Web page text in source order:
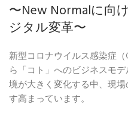
〜New Normalに向
ジタル変革〜
新型コロナウイルス感染症（
ら「コト」へのビジネスモ
境が大きく変化する中、 現
す高まっています。